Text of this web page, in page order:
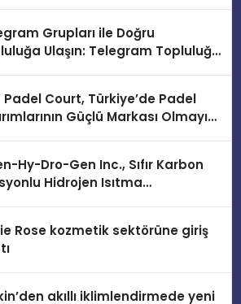
Grupları ile Doğru
Ulaşın: Telegram Topluluğu
Padel Court, Türkiye’de Padel
Güçlü Markası Olmayı
Hy-Dro-Gen Inc., Sıfır Karbon
Hidrojen Isıtma
Rose kozmetik sektörüne giriş
akıllı iklimlendirmede yeni